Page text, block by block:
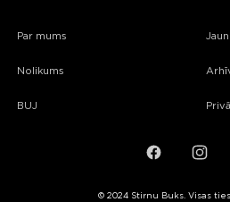
Par mums
Nolikums
BUJ
Facebook
© 2024 Stirnu Buks. Visas